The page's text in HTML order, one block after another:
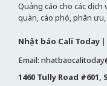
Quảng cáo cho các dịch
quàn, cáo phó, phân
Nhật báo Cali Today |
Email:
1460 Tully Road #601,